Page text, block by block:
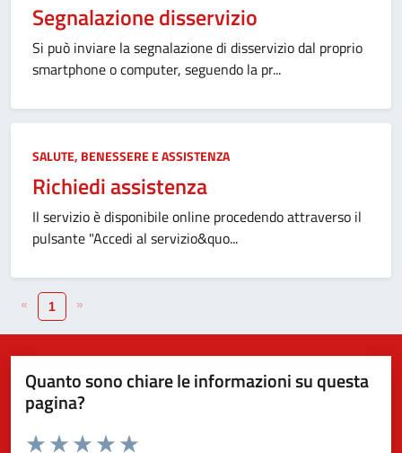
Segnalazione disservizio
Si può inviare la segnalazione di disservizio dal proprio
smartphone o computer, seguendo la pr...
SALUTE, BENESSERE E ASSISTENZA
Richiedi assistenza
Il servizio è disponibile online procedendo attraverso il
pulsante "Accedi al servizio&quo...
« 1 »
Quanto sono chiare le informazioni su questa
pagina?
Valuta da 1 a 5 stelle la pagina